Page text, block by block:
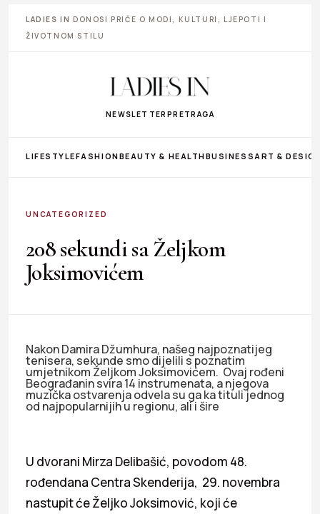
LADIES IN DONOSI PRIČE O MODI, KULTURI, LJEPOTI I
ŽIVOTNOM STILU
NEWSLETTER PRETRAGA
LIFESTYLEFASHIONBEAUTY & HEALTHBUSINESS ART &
UNCATEGORIZED
208 sekundi sa Željkom
Joksimovićem
Nakon Damira Džumhura, našeg najpoznatijeg
tenisera, sekunde smo dijelili s poznatim
umjetnikom Željkom Joksimovićem. Ovaj rođeni
Beograđanin svira 14 instrumenata, a njegova
muzička ostvarenja odvela su ga ka tituli jednog
od najpopularnijih u regionu, ali i šire
U dvorani Mirza Delibašić, povodom 48.
rođendana Centra Skenderija, 29. novembra
nastupit će Željko Joksimović, koji će